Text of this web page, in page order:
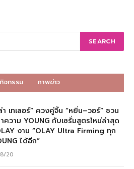
กิจกรรม ภาพข่าว
เทเลอร์” ควงคู่จิ้น “หยิ่น–วอร์” ชวน
ความ YOUNG กับเซรั่มสูตรใหม่ล่าสุด
งาน “OLAY Ultra Firming ทุก
ได้อีก”
20